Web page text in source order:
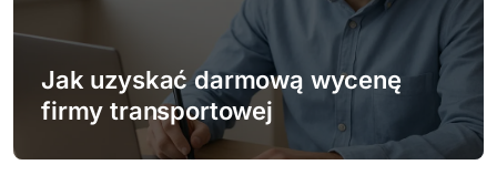
Jak uzyskać darmową wycenę
firmy transportowej